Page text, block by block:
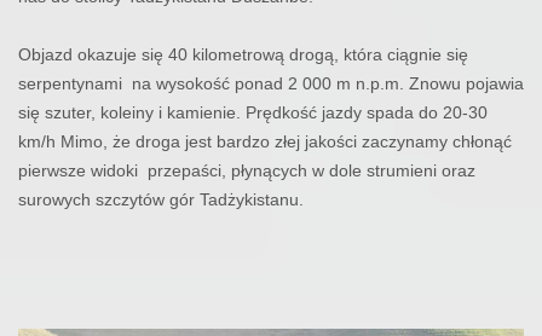
Objazd okazuje się 40 kilometrową drogą, która ciągnie się
serpentynami na wysokość ponad 2 000 m n.p.m. Znowu pojawia
się szuter, koleiny i kamienie. Prędkość jazdy spada do 20-30
km/h Mimo, że droga jest bardzo złej jakości zaczynamy chłonąć
pierwsze widoki przepaści, płynących w dole strumieni oraz
surowych szczytów gór Tadżykistanu.